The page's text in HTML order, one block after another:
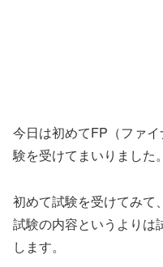
今日は初めてFP（ファ
験を受けてまいりました。
初めて試験を受けてみて
試験の内容というよりは
します。